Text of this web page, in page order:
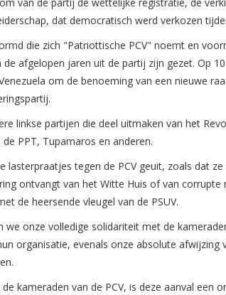
van de partij de wettelijke registratie, de
dat democratisch werd verkozen
die zich "Patriottische PCV" noemt en
afgelopen jaren uit de partij zijn gezet. Op
om de benoeming van een nieuwe
linkse partijen die deel uitmaken van het
PPT, Tupamaros en anderen.
lasterpraatjes tegen de PCV geuit, zoals dat
ontvangt van het Witte Huis of van
de heersende vleugel van de PSUV.
onze volledige solidariteit met de
organisatie, evenals onze absolute afwijzing
kameraden van de PCV, is deze aanval een